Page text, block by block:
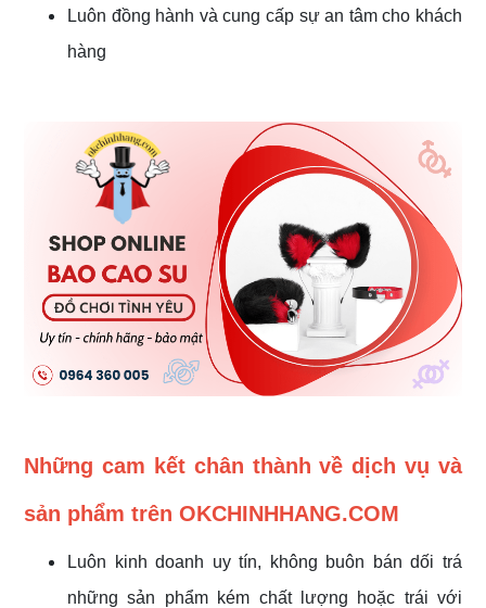
Luôn đồng hành và cung cấp sự an tâm cho khách
hàng
Những cam kết chân thành về dịch vụ và
sản phẩm trên OKCHINHHANG.COM
Luôn kinh doanh uy tín, không buôn bán dối trá
những sản phẩm kém chất lượng hoặc trái với